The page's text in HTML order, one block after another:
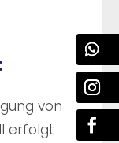
von
erfolgt